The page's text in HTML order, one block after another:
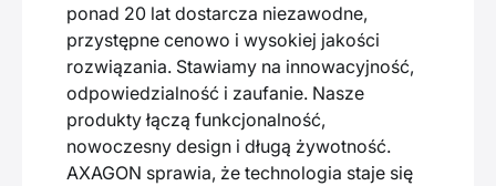
ponad 20 lat dostarcza niezawodne,
przystępne cenowo i wysokiej jakości
rozwiązania. Stawiamy na innowacyjność,
odpowiedzialność i zaufanie. Nasze
produkty łączą funkcjonalność,
nowoczesny design i długą żywotność.
AXAGON sprawia, że technologia staje się